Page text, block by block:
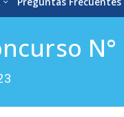
N°